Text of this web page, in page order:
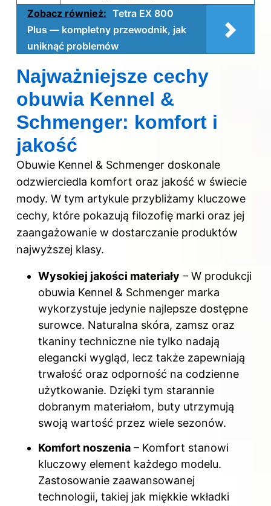
Zobacz również: Tetra EX 800
Plus — kompletny przewodnik, jak
uniknąć problemów
Najważniejsze cechy
obuwia Kennel &
Schmenger: komfort i
jakość
Obuwie Kennel & Schmenger doskonale
odzwierciedla komfort oraz jakość w świecie
mody. W tym artykule przybliżamy kluczowe
cechy, które pokazują filozofię marki oraz jej
zaangażowanie w dostarczanie produktów
najwyższej klasy.
Wysokiej jakości materiały – W produkcji
obuwia Kennel & Schmenger marka
wykorzystuje jedynie najlepsze dostępne
surowce. Naturalna skóra, zamsz oraz
tkaniny techniczne nie tylko nadają
elegancki wygląd, lecz także zapewniają
trwałość oraz odporność na codzienne
użytkowanie. Dzięki tym starannie
dobranym materiałom, buty utrzymują
swoją wartość przez wiele sezonów.
Komfort noszenia – Komfort stanowi
kluczowy element każdego modelu.
Zastosowanie zaawansowanej
technologii, takiej jak miękkie wkładki